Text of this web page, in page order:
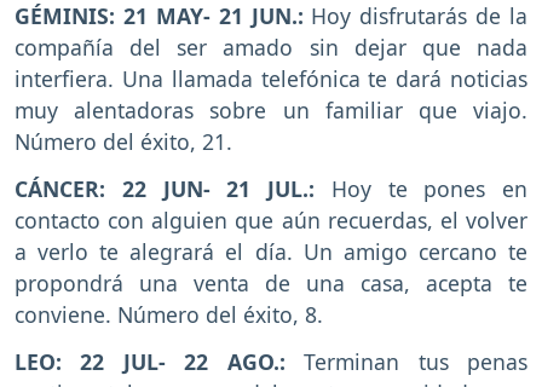
GÉMINIS: 21 MAY- 21 JUN.: Hoy disfrutarás de la
compañía del ser amado sin dejar que nada
interfiera. Una llamada telefónica te dará noticias
muy alentadoras sobre un familiar que viajo.
Número del éxito, 21.
CÁNCER: 22 JUN- 21 JUL.: Hoy te pones en
contacto con alguien que aún recuerdas, el volver
a verlo te alegrará el día. Un amigo cercano te
propondrá una venta de una casa, acepta te
conviene. Número del éxito, 8.
LEO: 22 JUL- 22 AGO.:Terminan tus penas